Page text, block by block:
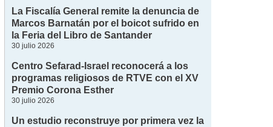
La Fiscalía General remite la denuncia de
Marcos Barnatán por el boicot sufrido en
la Feria del Libro de Santander
30 julio 2026
Centro Sefarad-Israel reconocerá a los
programas religiosos de RTVE con el XV
Premio Corona Esther
30 julio 2026
Un estudio reconstruye por primera vez la